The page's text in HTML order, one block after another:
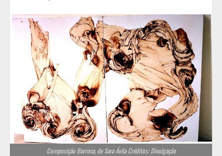
Composição Barroca, de Sara Ávila Créditos: Divulgação